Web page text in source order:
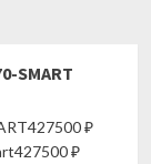
SMART
₽
₽